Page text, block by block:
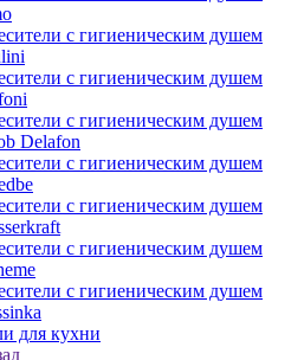
с гигиеническим душем
с гигиеническим душем
с гигиеническим душем
Delafon
с гигиеническим душем
с гигиеническим душем
с гигиеническим душем
с гигиеническим душем
для кухни